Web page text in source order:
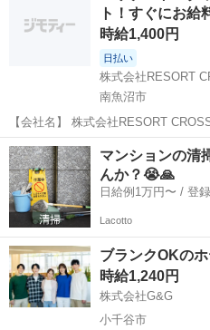
タッフ100名以上...ト！すぐにお給
り…
時給1,400円
日払い
株式会社RESORT
南魚沼市
【会社名】 株式会社RESORT CROSS 【キャッチ】 「リゾートス
ッフ」人気のリゾートバイト！すぐ
り！履歴書来社不要でらくらく！ 【コメント】 ＼新規スタッフ100名
以上の大募集★／...
新潟 南魚沼市
マンションの清
んか？😭🙏
日給
Lacotto
ブランクOKの
時給1,240円
株式会社G&G
小千谷市